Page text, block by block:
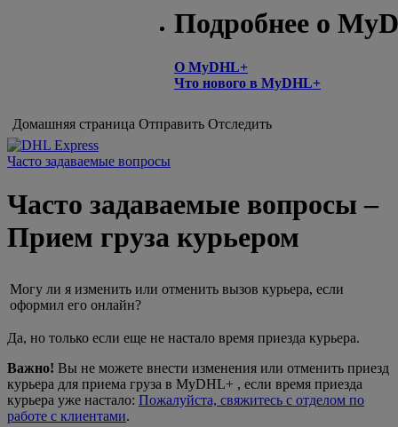
Подробнее о
О MyDHL+
Что нового в MyDHL+
Домашняя страница Отправить Отследить
Часто задаваемые вопросы
Часто задаваемые вопросы –
Прием груза курьером
Могу ли я изменить или отменить вызов курьера, если
оформил его онлайн?
Да, но только если еще не настало время приезда курьера.
Важно! Вы не можете внести изменения или отменить приезд
курьера для приема груза в MyDHL+ , если время приезда
курьера уже настало: Пожалуйста, свяжитесь с отделом по
работе с клиентами.